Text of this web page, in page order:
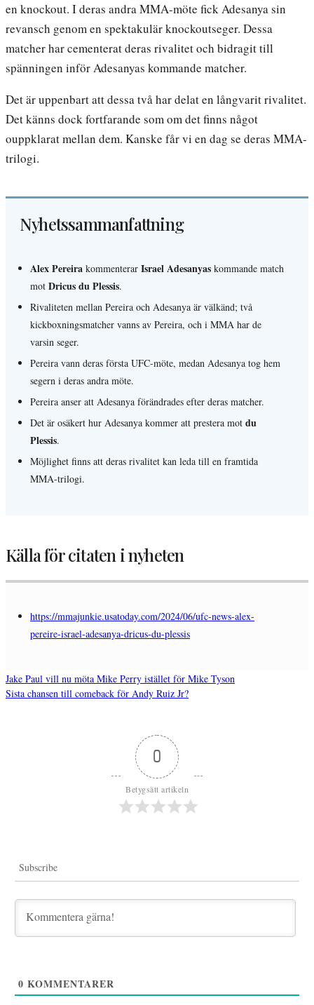
en knockout. I deras andra MMA-möte fick Adesanya sin
revansch genom en spektakulär knockoutseger. Dessa
matcher har cementerat deras rivalitet och bidragit till
spänningen inför Adesanyas kommande matcher.
Det är uppenbart att dessa två har delat en långvarit rivalitet.
Det känns dock fortfarande som om det finns något
ouppklarat mellan dem. Kanske får vi en dag se deras MMA-
trilogi.
Nyhetssammanfattning
Alex Pereira kommenterar Israel Adesanyas kommande match
mot Dricus du Plessis.
Rivaliteten mellan Pereira och Adesanya är välkänd; två
kickboxningsmatcher vanns av Pereira, och i MMA har de
varsin seger.
Pereira vann deras första UFC-möte, medan Adesanya tog hem
segern i deras andra möte.
Pereira anser att Adesanya förändrades efter deras matcher.
Det är osäkert hur Adesanya kommer att prestera mot du
Plessis.
Möjlighet finns att deras rivalitet kan leda till en framtida
MMA-trilogi.
Källa för citaten i nyheten
https://mmajunkie.usatoday.com/2024/06/ufc-news-alex-
pereire-israel-adesanya-dricus-du-plessis
Jake Paul vill nu möta Mike Perry istället för Mike Tyson
Sista chansen till comeback för Andy Ruiz Jr?
0
Betygsätt artikeln
Subscribe
0 KOMMENTARER